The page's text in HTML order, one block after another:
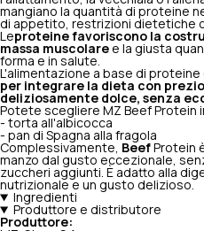
mangiano la quantità di proteine
di appetito, restrizioni dietetiche
Leproteine favoriscono la
massa muscolare e la giusta
forma e in salute.
L'alimentazione a base di proteine
per integrare la dieta con
deliziosamente dolce, senza
Potete scegliere MZ Beef Protein
- torta all'albicocca
- pan di Spagna alla fragola
Complessivamente,
Beef Protein
manzo dal gusto eccezionale,
zuccheri aggiunti. È adatto alla
nutrizionale e un gusto delizioso.
Ingredienti
Produttore e distributore
Produttore: